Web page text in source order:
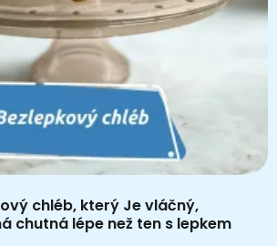
chléb, který Je vláčný,
chutná lépe než ten s lepkem